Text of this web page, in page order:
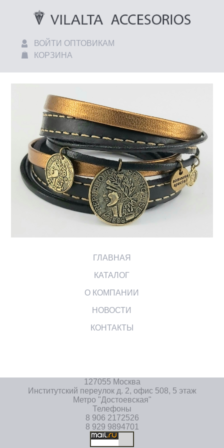
ВОЙТИ ОПТОВИКАМ
КОРЗИНА
ГЛАВНАЯ
КАТАЛОГ
О КОМПАНИИ
НОВОСТИ
КОНТАКТЫ
127055 Москва
Институтский переулок д. 2, офис 508, 5 этаж
Метро "Достоевская"
Телефоны
8 906 2172526
8 929 9894701